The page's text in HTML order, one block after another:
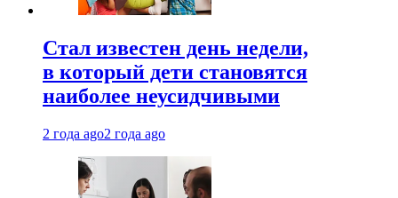
Стал известен день недели,
в который дети становятся
наиболее неусидчивыми
2 года ago2 года ago